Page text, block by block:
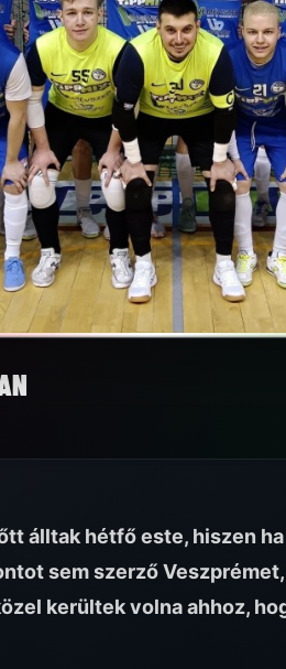
álltak hétfő este, hiszen ha
sem szerző Veszprémet,
kerültek volna ahhoz,